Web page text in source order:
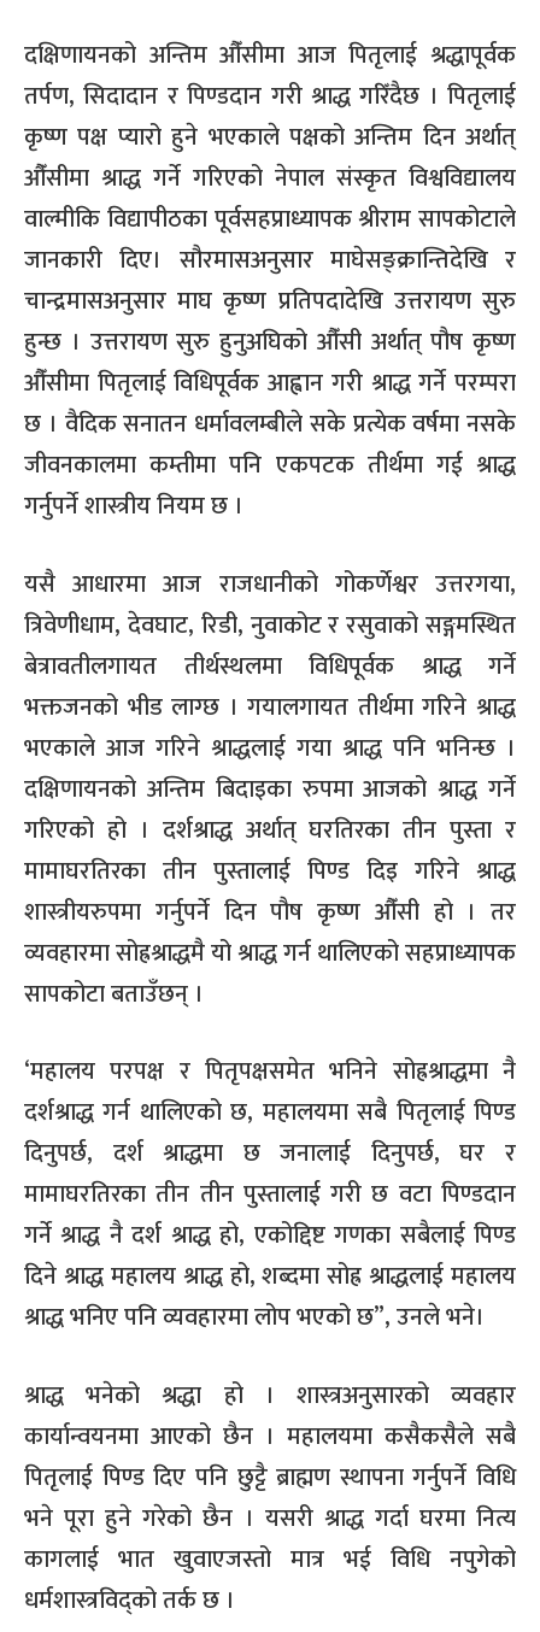
दक्षिणायनको अन्तिम औँसीमा आज पितृलाई श्रद्धापूर्वक
तर्पण, सिदादान र पिण्डदान गरी श्राद्ध गरिँदैछ । पितृलाई
कृष्ण पक्ष प्यारो हुने भएकाले पक्षको अन्तिम दिन अर्थात्
औँसीमा श्राद्ध गर्ने गरिएको नेपाल संस्कृत विश्वविद्यालय
वाल्मीकि विद्यापीठका पूर्वसहप्राध्यापक श्रीराम सापकोटाले
जानकारी दिए। सौरमासअनुसार माघेसङ्क्रान्तिदेखि र
चान्द्रमासअनुसार माघ कृष्ण प्रतिपदादेखि उत्तरायण सुरु
हुन्छ । उत्तरायण सुरु हुनुअघिको औँसी अर्थात् पौष कृष्ण
औँसीमा पितृलाई विधिपूर्वक आह्वान गरी श्राद्ध गर्ने परम्परा
छ । वैदिक सनातन धर्मावलम्बीले सके प्रत्येक वर्षमा नसके
जीवनकालमा कम्तीमा पनि एकपटक तीर्थमा गई श्राद्ध
गर्नुपर्ने शास्त्रीय नियम छ ।
यसै आधारमा आज राजधानीको गोकर्णेश्वर उत्तरगया,
त्रिवेणीधाम, देवघाट, रिडी, नुवाकोट र रसुवाको सङ्गमस्थित
बेत्रावतीलगायत तीर्थस्थलमा विधिपूर्वक श्राद्ध गर्ने
भक्तजनको भीड लाग्छ । गयालगायत तीर्थमा गरिने श्राद्ध
भएकाले आज गरिने श्राद्धलाई गया श्राद्ध पनि भनिन्छ ।
दक्षिणायनको अन्तिम बिदाइका रुपमा आजको श्राद्ध गर्ने
गरिएको हो । दर्शश्राद्ध अर्थात् घरतिरका तीन पुस्ता र
मामाघरतिरका तीन पुस्तालाई पिण्ड दिइ गरिने श्राद्ध
शास्त्रीयरुपमा गर्नुपर्ने दिन पौष कृष्ण औँसी हो । तर
व्यवहारमा सोह्रश्राद्धमै यो श्राद्ध गर्न थालिएको सहप्राध्यापक
सापकोटा बताउँछन् ।
‘महालय परपक्ष र पितृपक्षसमेत भनिने सोह्रश्राद्धमा नै
दर्शश्राद्ध गर्न थालिएको छ, महालयमा सबै पितृलाई पिण्ड
दिनुपर्छ, दर्श श्राद्धमा छ जनालाई दिनुपर्छ, घर र
मामाघरतिरका तीन तीन पुस्तालाई गरी छ वटा पिण्डदान
गर्ने श्राद्ध नै दर्श श्राद्ध हो, एकोद्दिष्ट गणका सबैलाई पिण्ड
दिने श्राद्ध महालय श्राद्ध हो, शब्दमा सोह्र श्राद्धलाई महालय
श्राद्ध भनिए पनि व्यवहारमा लोप भएको छ”, उनले भने।
श्राद्ध भनेको श्रद्धा हो । शास्त्रअनुसारको व्यवहार
कार्यान्वयनमा आएको छैन । महालयमा कसैकसैले सबै
पितृलाई पिण्ड दिए पनि छुट्टै ब्राह्मण स्थापना गर्नुपर्ने विधि
भने पूरा हुने गरेको छैन । यसरी श्राद्ध गर्दा घरमा नित्य
कागलाई भात खुवाएजस्तो मात्र भई विधि नपुगेको
धर्मशास्त्रविद्को तर्क छ ।